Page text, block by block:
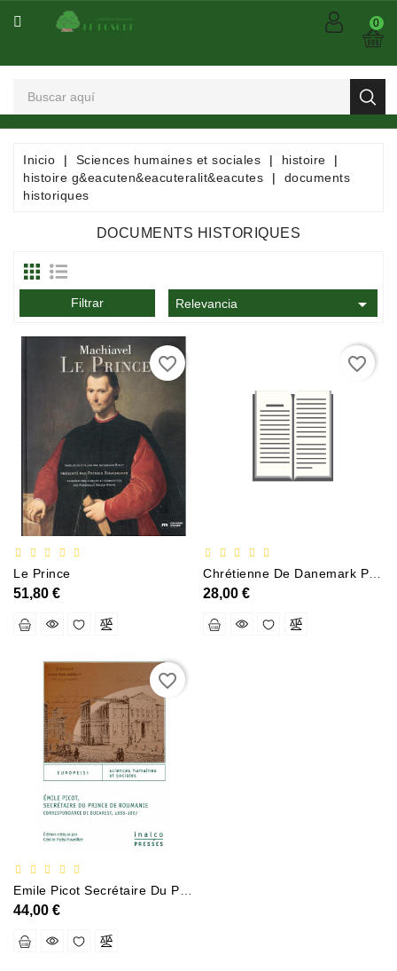
CATEGORÍA
Spectacles
Dessinées
Consommables
Encyclopédies
Documentation
Entreprise
Économie
Droit
Fantasy
Et
Science-
Fiction
Jeunesse
Merchandising
Littérature
Générale
Parascolaire
Policier
Religion
Et
0
Inicio Sciences humaines et sociales
histoire
histoire g&eacuten&eacuteralit&eacutes
documents
historiques
DOCUMENTS HISTORIQUES
Filtrar Relevancia 
Le Prince
51,80 €
favorite_border
28,00 €
favorite_border
44,00 €
favorite_border